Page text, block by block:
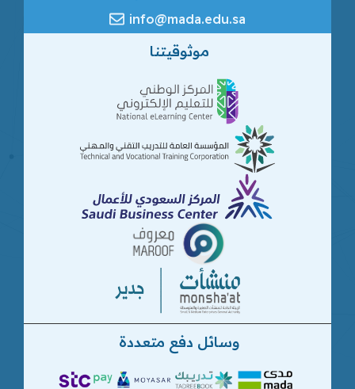
info@mada.edu.sa
موثوقيتنا
وسائل دفع متعددة